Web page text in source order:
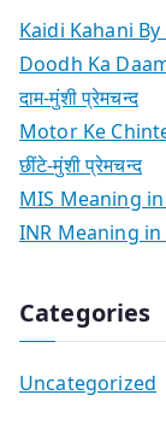
Kaidi Kahani
Doodh Ka
दाम-मुंशी प्रेमचन्द
Motor Ke
छींटे-मुंशी प्रेमचन्द
MIS Meaning in
INR Meaning in
Categories
Uncategorized